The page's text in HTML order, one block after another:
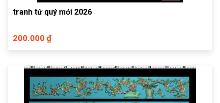
tranh tứ quý mới 2026
200.000 ₫